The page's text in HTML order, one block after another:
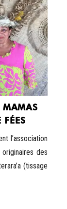
MAMAS
l’association
des
(tissage